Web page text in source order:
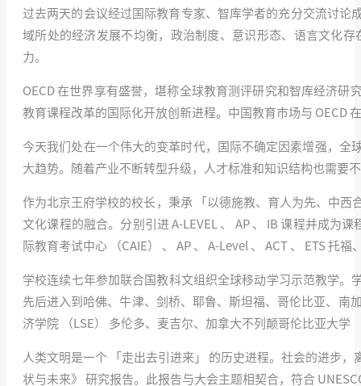
过去两天的会议经过国际教育专家、智库学者的充分交流讨
域所处的经济发展不均衡，政治制度、意识形态、语言文化
力。
OECD 在世界享有盛誉，堪称全球教育测评研究和智库经济
教育课程改革的国际化开放创新进程。中国教育市场与 OECD
今天我们处在一个伟大的变革时代，国际不确定因素增强，全
大趋势。随着产业不断转型升级，人才标准和知识结构也需要
作为北京王府学校的校长，秉承 「以德施教、育人为先、中
文化课程的融合。分别引进 A-LEVEL 、 AP 、 IB 课程并成为
际教育考试中心 （CAIE） 、 AP 、 A-Level 、 ACT 、 ETS 托福
学校连续七年参加联合国教科文组织全球移动学习示范教学。
先后进入到哈佛、牛津、剑桥、耶鲁、斯坦福、哥伦比亚、南
济学院 （LSE） 多伦多、麦吉尔、加拿大不列颠哥伦比亚大学
人类文明是一个 「走出去引进来」 的历史进程。社会的进步
状与未来》 研究报告。此报告与大会主题相契合，符合